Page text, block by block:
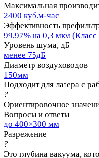
Максимальная
2400 куб.м-час
Эффективность
99,97% на 0,3 мкм
Уровень шума, дБ
менее 75дБ
Диаметр воздуховодов
150мм
Подходит для лазера с
?
Ориентировочное
Вопросы и ответы
до 400×300 мм
Разрежение
?
Это глубина вакуума,